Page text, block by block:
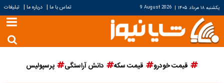
یکشنبه ۱۸ مرداد ۱۴۰۵ |
9 August 2026 تماس با ما | درباره ما | تبلیغات
قیمت خودرو قیمت سکه دانش آراستگی پرسپولیس